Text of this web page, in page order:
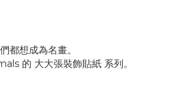
都想成為名畫。
的 大大張裝飾貼紙 系列。